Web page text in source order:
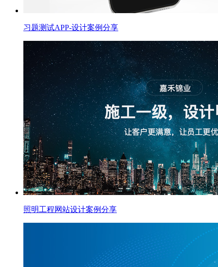
习题测试APP-设计案例分享
照明工程网站设计案例分享